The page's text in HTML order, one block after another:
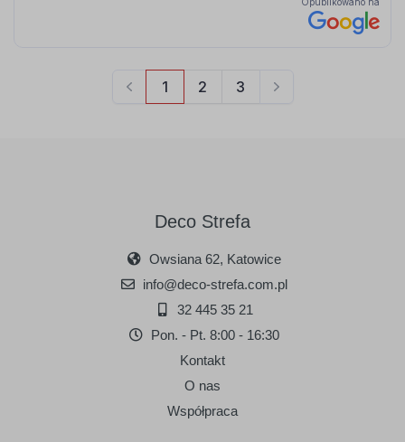
Deco Strefa
Owsiana 62, Katowice
info@deco-strefa.com.pl
32 445 35 21
Pon. - Pt. 8:00 - 16:30
Kontakt
O nas
Współpraca